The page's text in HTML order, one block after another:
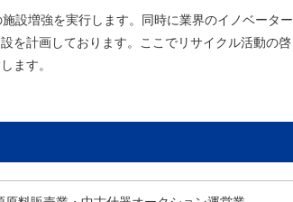
設増強を実行します。同時に業界のイノベーター
を計画しております。ここでリサイクル活動の啓
ます。